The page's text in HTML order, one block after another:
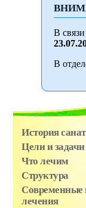
В
В
История
Цели и задачи
Что лечим
Структура
Современные
лечения